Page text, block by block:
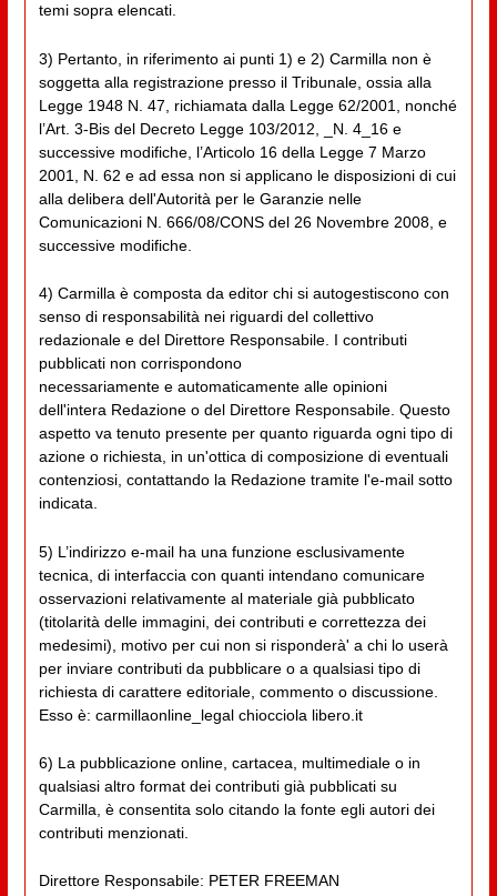
temi sopra elencati.
3) Pertanto, in riferimento ai punti 1) e 2) Carmilla non è
soggetta alla registrazione presso il Tribunale, ossia alla
Legge 1948 N. 47, richiamata dalla Legge 62/2001, nonché
l’Art. 3-Bis del Decreto Legge 103/2012, _N. 4_16 e
successive modifiche, l’Articolo 16 della Legge 7 Marzo
2001, N. 62 e ad essa non si applicano le disposizioni di cui
alla delibera dell'Autorità per le Garanzie nelle
Comunicazioni N. 666/08/CONS del 26 Novembre 2008, e
successive modifiche.
4) Carmilla è composta da editor chi si autogestiscono con
senso di responsabilità nei riguardi del collettivo
redazionale e del Direttore Responsabile. I contributi
pubblicati non corrispondono
necessariamente e automaticamente alle opinioni
dell'intera Redazione o del Direttore Responsabile. Questo
aspetto va tenuto presente per quanto riguarda ogni tipo di
azione o richiesta, in un'ottica di composizione di eventuali
contenziosi, contattando la Redazione tramite l'e-mail sotto
indicata.
5) L’indirizzo e-mail ha una funzione esclusivamente
tecnica, di interfaccia con quanti intendano comunicare
osservazioni relativamente al materiale già pubblicato
(titolarità delle immagini, dei contributi e correttezza dei
medesimi), motivo per cui non si risponderà' a chi lo userà
per inviare contributi da pubblicare o a qualsiasi tipo di
richiesta di carattere editoriale, commento o discussione.
Esso è: carmillaonline_legal chiocciola libero.it
6) La pubblicazione online, cartacea, multimediale o in
qualsiasi altro format dei contributi già pubblicati su
Carmilla, è consentita solo citando la fonte egli autori dei
contributi menzionati.
Direttore Responsabile: PETER FREEMAN